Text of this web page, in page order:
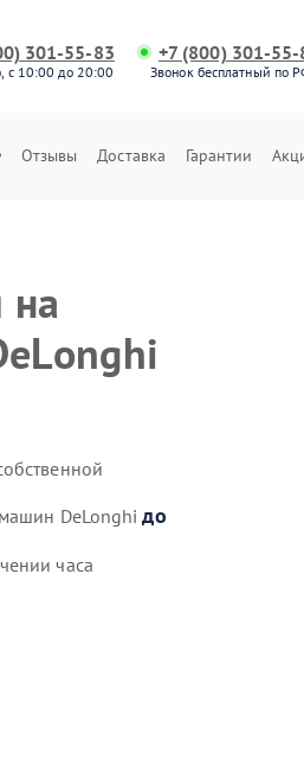
301-55-83
с 10:00 до 20:00
+7 (800) 301-55-
Звонок бесплатный по
Отзывы Доставка Гарантии
на
DeLonghiдо
часа